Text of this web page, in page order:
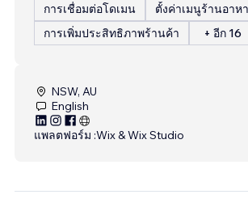
การเชื่อมต่อโดเมน
ตั้งค่าเมนูร้านอาห
การเพิ่มประสิทธิภาพร้านค้า
+ อีก 16
NSW, AU
English
แพลตฟอร์ม :Wix & Wix Studio